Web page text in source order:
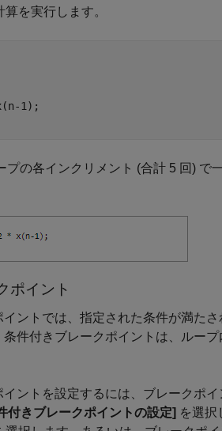
を実行します。
プの各インクリメント (合計 5 回) で
ポイント
ントでは、指定された条件が満た
条件付きブレークポイントは、ルー
ントを設定するには、ブレークポ
付きブレークポイントの設定] を選択